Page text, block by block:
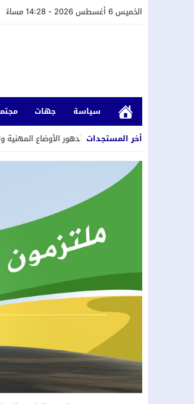
الخميس 6 أغسطس 2026 - 14:28 مساءً
سياسة جهات
أخر المستجدات
بسبب تدهور الأوضاع المهنية